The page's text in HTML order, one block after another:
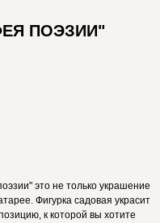
ПОЭЗИИ"
это не только украшение
Фигурка садовая украсит
к которой вы хотите